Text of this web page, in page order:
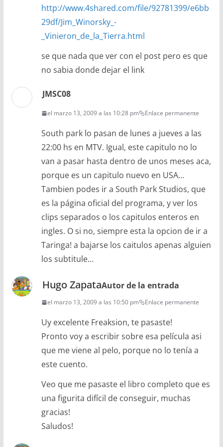
http://www.4shared.com/file/92781399/e6bb
29df/Jim_Winorsky_-
_Vinieron_de_la_Tierra.html
se que nada que ver con el post pero es que
no sabia donde dejar el link
JMSC08
el marzo 13, 2009 a las 10:28 pm Enlace permanente
South park lo pasan de lunes a jueves a las
22:00 hs en MTV. Igual, este capitulo no lo
van a pasar hasta dentro de unos meses aca,
porque es un capitulo nuevo en USA…
Tambien podes ir a South Park Studios, que
es la página oficial del programa, y ver los
clips separados o los capitulos enteros en
ingles. O si no, siempre esta la opcion de ir a
Taringa! a bajarse los caitulos apenas alguien
los subtitule…
Hugo ZapataAutor de la entrada
el marzo 13, 2009 a las 10:50 pm Enlace permanente
Uy excelente Freaksion, te pasaste!
Pronto voy a escribir sobre esa película asi
que me viene al pelo, porque no lo tenía a
este cuento.
Veo que me pasaste el libro completo que es
una figurita difícil de conseguir, muchas
gracias!
Saludos!